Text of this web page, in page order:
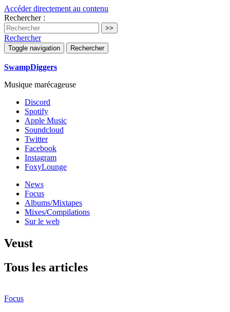
Accéder directement au contenu
Rechercher :
Rechercher
Toggle navigation Rechercher
SwampDiggers
Musique marécageuse
Discord
Spotify
Apple Music
Soundcloud
Twitter
Facebook
Instagram
FoxyLounge
News
Focus
Albums/Mixtapes
Mixes/Compilations
Sur le web
Veust
Tous les articles
Focus